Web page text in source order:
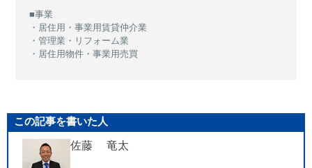
■事業
・居住用・事業用賃貸仲介業
・管理業・リフォーム業
・居住用物件・事業用売買
この記事を書いた人
佐藤 竜太